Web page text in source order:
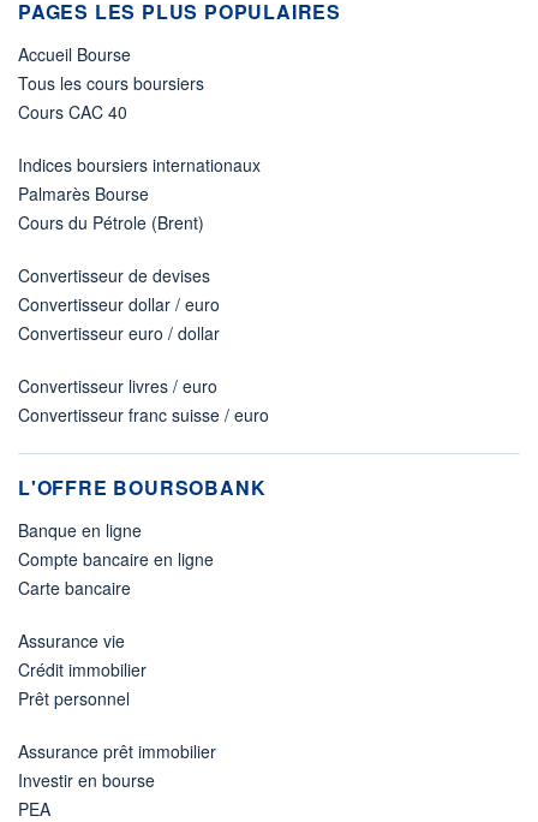
PAGES LES PLUS POPULAIRES
Accueil Bourse
Tous les cours boursiers
Cours CAC 40
Indices boursiers internationaux
Palmarès Bourse
Cours du Pétrole (Brent)
Convertisseur de devises
Convertisseur dollar / euro
Convertisseur euro / dollar
Convertisseur livres / euro
Convertisseur franc suisse / euro
L'OFFRE BOURSOBANK
Banque en ligne
Compte bancaire en ligne
Carte bancaire
Assurance vie
Crédit immobilier
Prêt personnel
Assurance prêt immobilier
Investir en bourse
PEA